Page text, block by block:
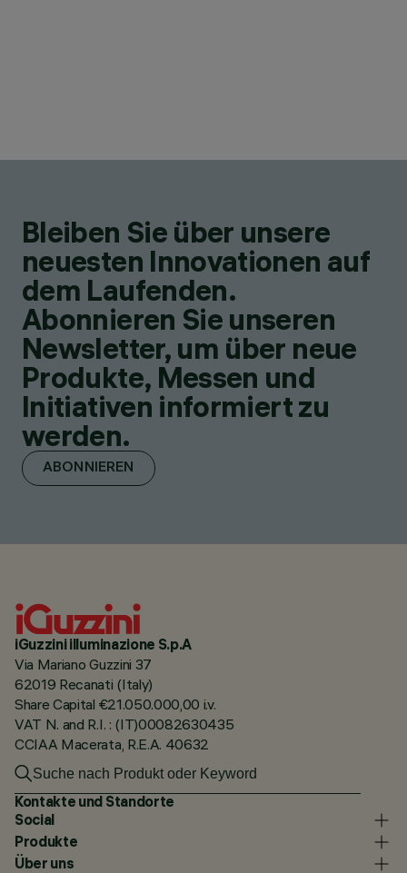
Bleiben Sie über unsere
neuesten Innovationen auf
dem Laufenden.
Abonnieren Sie unseren
Newsletter, um über neue
Produkte, Messen und
Initiativen informiert zu
werden.
ABONNIEREN
iGuzzini illuminazione S.p.A
Via Mariano Guzzini 37
62019 Recanati (Italy)
Share Capital €21.050.000,00 i.v.
VAT N. and R.I. : (IT)00082630435
CCIAA Macerata, R.E.A. 40632
Kontakte und Standorte
Social
Produkte
Über uns